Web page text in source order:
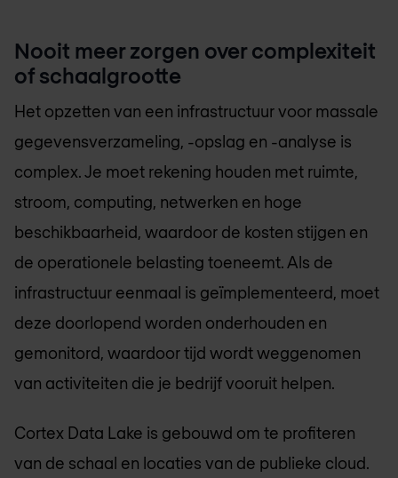
Nooit meer zorgen over complexiteit
of schaalgrootte
Het opzetten van een infrastructuur voor massale
gegevensverzameling, -opslag en -analyse is
complex. Je moet rekening houden met ruimte,
stroom, computing, netwerken en hoge
beschikbaarheid, waardoor de kosten stijgen en
de operationele belasting toeneemt. Als de
infrastructuur eenmaal is geïmplementeerd, moet
deze doorlopend worden onderhouden en
gemonitord, waardoor tijd wordt weggenomen
van activiteiten die je bedrijf vooruit helpen.
Cortex Data Lake is gebouwd om te profiteren
van de schaal en locaties van de publieke cloud.